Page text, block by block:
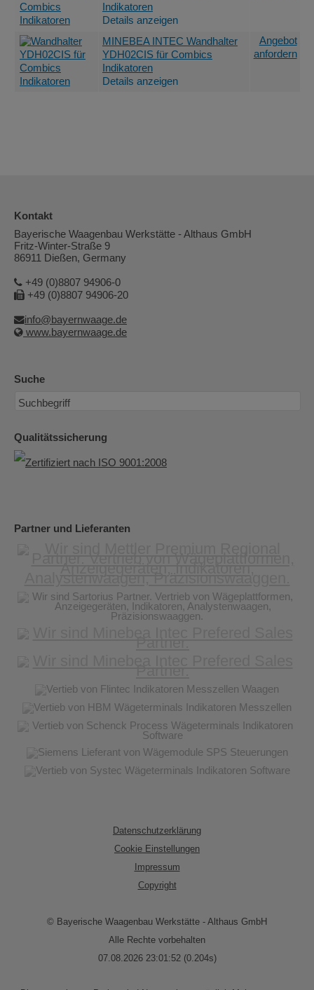
Indikatoren
Details anzeigen
MINEBEA INTEC Wandhalter
YDH02CIS für Combics
Indikatoren
Details anzeigen
Angebot
anfordern
Kontakt
Bayerische Waagenbau Werkstätte - Althaus GmbH
Fritz-Winter-Straße 9
86911 Dießen, Germany
+49 (0)8807 94906-0
+49 (0)8807 94906-20
info@bayernwaage.de
www.bayernwaage.de
Suche
Qualitätssicherung
Partner und Lieferanten
Datenschutzerklärung
Cookie Einstellungen
Impressum
Copyright
© Bayerische Waagenbau Werkstätte - Althaus GmbH
Alle Rechte vorbehalten
07.08.2026 23:01:52 (0.204s)